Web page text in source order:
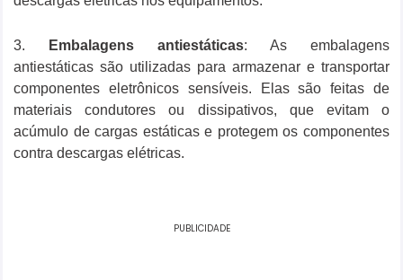
3. Embalagens antiestáticas: As embalagens
antiestáticas são utilizadas para armazenar e transportar
componentes eletrônicos sensíveis. Elas são feitas de
materiais condutores ou dissipativos, que evitam o
acúmulo de cargas estáticas e protegem os componentes
contra descargas elétricas.
PUBLICIDADE